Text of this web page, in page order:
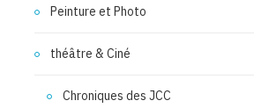
Peinture et Photo
théâtre & Ciné
Chroniques des JCC